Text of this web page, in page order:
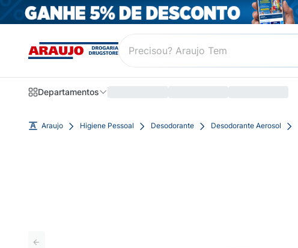
Departamentos
Araujo Higiene Pessoal Desodorante Desodorante Aerosol